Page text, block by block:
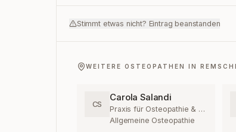
Stimmt etwas nicht? Eintrag beanstanden
WEITERE OSTEOPATHEN IN
CS
Carola Salandi
Praxis für Osteopathie & Naturheilkunde
Allgemeine Osteopathie